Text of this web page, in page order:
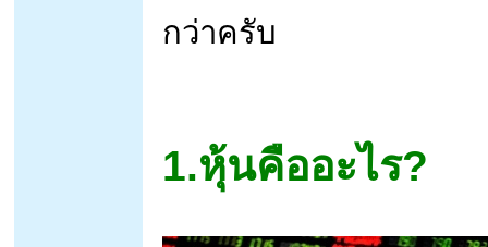
กว่าครับ
1.หุ้นคืออะไร?